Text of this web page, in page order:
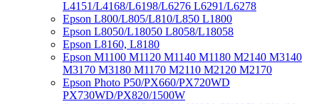
L4151/L4168/L6198/L6276 L6291/L6278
Epson L800/L805/L810/L850 L1800
Epson L8050/L18050 L8058/L18058
Epson L8160, L8180
Epson M1100 M1120 M1140 M1180 M2140 M3140
M3170 M3180 M1170 M2110 M2120 M2170
Epson Photo P50/PX660/PX720WD
PX730WD/PX820/1500W